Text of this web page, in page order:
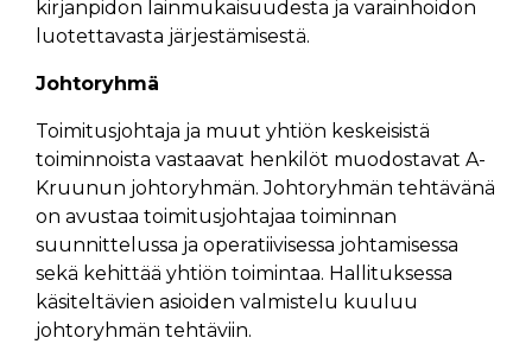
kirjanpidon lainmukaisuudesta ja varainhoidon
luotettavasta järjestämisestä.
Johtoryhmä
Toimitusjohtaja ja muut yhtiön keskeisistä
toiminnoista vastaavat henkilöt muodostavat A-
Kruunun johtoryhmän. Johtoryhmän tehtävänä
on avustaa toimitusjohtajaa toiminnan
suunnittelussa ja operatiivisessa johtamisessa
sekä kehittää yhtiön toimintaa. Hallituksessa
käsiteltävien asioiden valmistelu kuuluu
johtoryhmän tehtäviin.